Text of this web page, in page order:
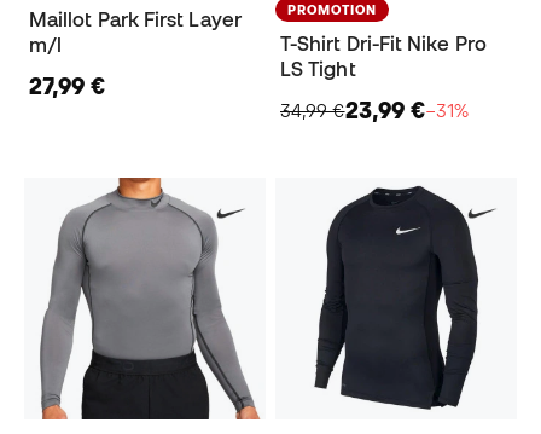
Maillot Park First Layer
m/l
27,99 €
PROMOTION
T-Shirt Dri-Fit Nike Pro
LS Tight
34,99 €23,99 €−31%